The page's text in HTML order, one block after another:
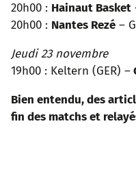
20h00 : Hainaut Basket
20h00 : Nantes Rezé –
Jeudi 23 novembre
19h00 : Keltern (GER) –
Bien entendu, des
fin des matchs et